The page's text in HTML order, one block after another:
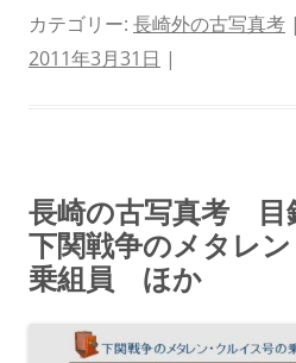
カテゴリー: 長崎外の古写真考
2011年3月31日 |
長崎の古写真考 目
下関戦争のメタレ
乗組員 ほか